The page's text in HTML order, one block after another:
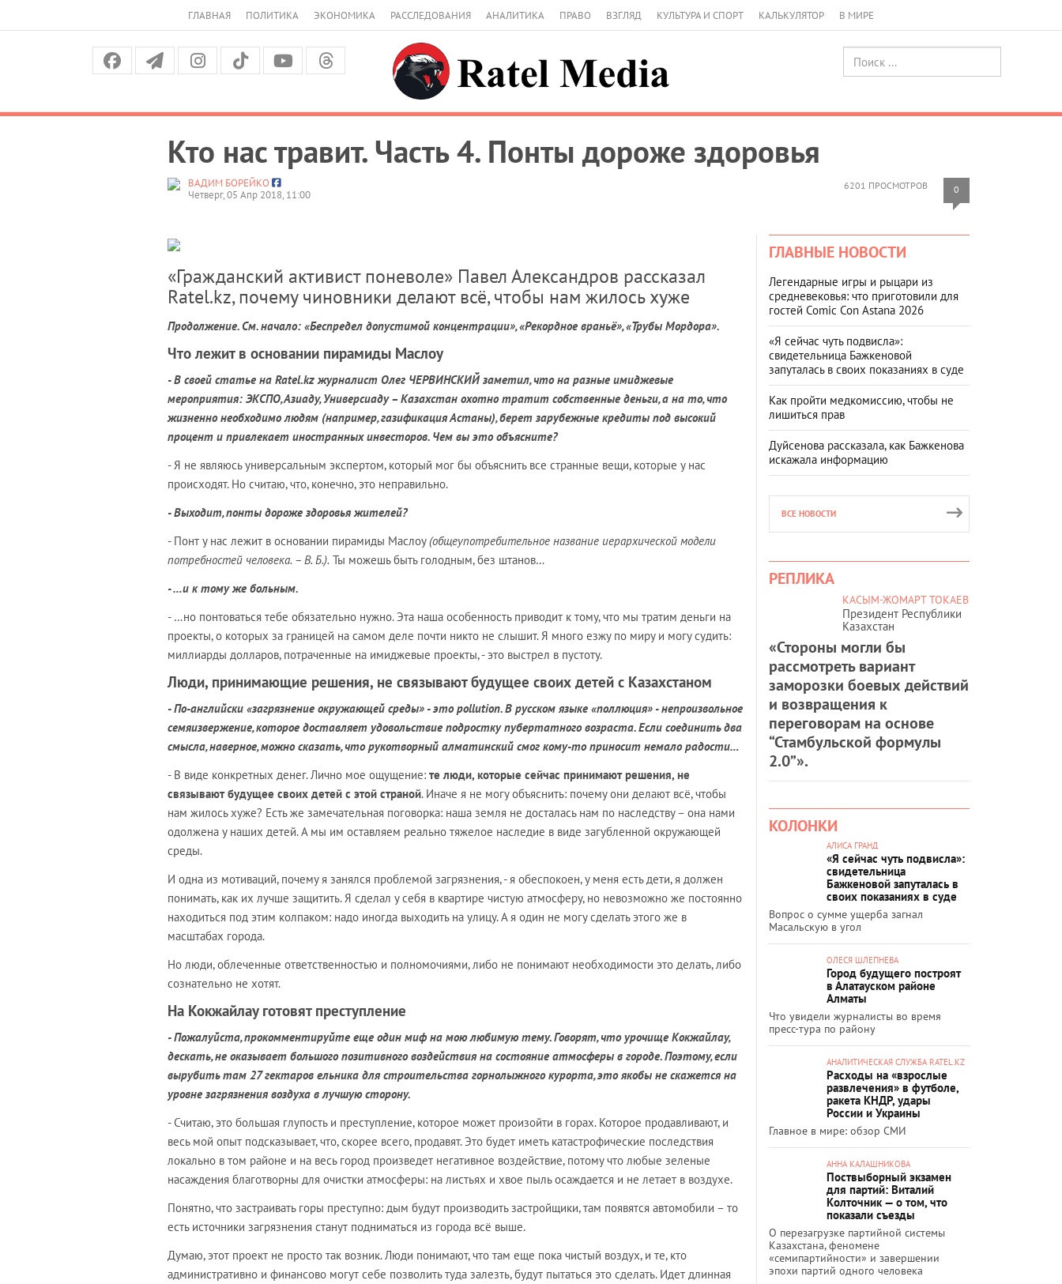
ГЛАВНАЯ ПОЛИТИКА ЭКОНОМИКА РАССЛЕДОВАНИЯ АНАЛИТИКА ПРАВО ВЗГЛЯД КУЛЬТУРА И СПОРТ КАЛЬКУЛЯТОР В МИРЕ
Кто нас травит. Часть 4. Понты дороже здоровья
6201 ПРОСМОТРОВ 0
ВАДИМ БОРЕЙКО
Четверг, 05 Апр 2018, 11:00
«Гражданский активист поневоле» Павел Александров рассказал
Ratel.kz, почему чиновники делают всё, чтобы нам жилось хуже
Продолжение. См. начало: «Беспредел допустимой концентрации», «Рекордное враньё», «Трубы Мордора».
Что лежит в основании пирамиды Маслоу
- В своей статье на Ratel.kz журналист Олег ЧЕРВИНСКИЙ заметил, что на разные имиджевые
мероприятия: ЭКСПО, Азиаду, Универсиаду – Казахстан охотно тратит собственные деньги, а на то, что
жизненно необходимо людям (например, газификация Астаны), берет зарубежные кредиты под высокий
процент и привлекает иностранных инвесторов. Чем вы это объясните?
- Я не являюсь универсальным экспертом, который мог бы объяснить все странные вещи, которые у нас
происходят. Но считаю, что, конечно, это неправильно.
- Выходит, понты дороже здоровья жителей?
- Понт у нас лежит в основании пирамиды Маслоу(общеупотребительное название иерархической модели
потребностей человека. – В. Б.). Ты можешь быть голодным, без штанов…
- …и к тому же больным.
- …но понтоваться тебе обязательно нужно. Эта наша особенность приводит к тому, что мы тратим деньги на
проекты, о которых за границей на самом деле почти никто не слышит. Я много езжу по миру и могу судить:
миллиарды долларов, потраченные на имиджевые проекты, - это выстрел в пустоту.
Люди, принимающие решения, не связывают будущее своих детей с Казахстаном
- По-английски «загрязнение окружающей среды» - это pollution. В русском языке «поллюция» - непроизвольное
семяизвержение, которое доставляет удовольствие подростку пубертатного возраста. Если соединить два
смысла, наверное, можно сказать, что рукотворный алматинский смог кому-то приносит немало радости…
- В виде конкретных денег. Лично мое ощущение: те люди, которые сейчас принимают решения, не
связывают будущее своих детей с этой страной. Иначе я не могу объяснить: почему они делают всё, чтобы
нам жилось хуже? Есть же замечательная поговорка: наша земля не досталась нам по наследству – она нами
одолжена у наших детей. А мы им оставляем реально тяжелое наследие в виде загубленной окружающей
среды.
И одна из мотиваций, почему я занялся проблемой загрязнения, - я обеспокоен, у меня есть дети, я должен
понимать, как их лучше защитить. Я сделал у себя в квартире чистую атмосферу, но невозможно же постоянно
находиться под этим колпаком: надо иногда выходить на улицу. А я один не могу сделать этого же в
масштабах города.
Но люди, облеченные ответственностью и полномочиями, либо не понимают необходимости это делать, либо
сознательно не хотят.
На Кокжайлау готовят преступление
- Пожалуйста, прокомментируйте еще один миф на мою любимую тему. Говорят, что урочище Кокжайлау,
дескать, не оказывает большого позитивного воздействия на состояние атмосферы в городе. Поэтому, если
вырубить там 27 гектаров ельника для строительства горнолыжного курорта, это якобы не скажется на
уровне загрязнения воздуха в лучшую сторону.
- Считаю, это большая глупость и преступление, которое может произойти в горах. Которое продавливают, и
весь мой опыт подсказывает, что, скорее всего, продавят. Это будет иметь катастрофические последствия
локально в том районе и на весь город произведет негативное воздействие, потому что любые зеленые
насаждения благотворны для очистки атмосферы: на листьях и хвое пыль осаждается и не летает в воздухе.
Понятно, что застраивать горы преступно: дым будут производить застройщики, там появятся автомобили – то
есть источники загрязнения станут подниматься из города всё выше.
Думаю, этот проект не просто так возник. Люди понимают, что там еще пока чистый воздух, и те, кто
административно и финансово могут себе позволить туда залезть, будут пытаться это сделать. Идет длинная
ГЛАВНЫЕ НОВОСТИ
Легендарные игры и рыцари из
средневековья: что приготовили для
гостей Comic Con Astana 2026
«Я сейчас чуть подвисла»:
свидетельница Бажкеновой
запуталась в своих показаниях в суде
Как пройти медкомиссию, чтобы не
лишиться прав
Дуйсенова рассказала, как Бажкенова
искажала информацию
ВСЕ НОВОСТИ
РЕПЛИКА
КАСЫМ-ЖОМАРТ ТОКАЕВ
Президент Республики
Казахстан
«Стороны могли бы
рассмотреть вариант
заморозки боевых действий
и возвращения к
переговорам на основе
“Стамбульской формулы
2.0”».
КОЛОНКИ
АЛИСА ГРАНД
«Я сейчас чуть подвисла»:
свидетельница
Бажкеновой запуталась в
своих показаниях в суде
Вопрос о сумме ущерба загнал
Масальскую в угол
ОЛЕСЯ ШЛЕПНЕВА
Город будущего построят
в Алатауском районе
Алматы
Что увидели журналисты во время
пресс-тура по району
АНАЛИТИЧЕСКАЯ СЛУЖБА RATEL.KZ
Расходы на «взрослые
развлечения» в футболе,
ракета КНДР, удары
России и Украины
Главное в мире: обзор СМИ
АННА КАЛАШНИКОВА
Поствыборный экзамен
для партий: Виталий
Колточник — о том, что
показали съезды
О перезагрузке партийной системы
Казахстана, феномене
«семипартийности» и завершении
эпохи партий одного человека